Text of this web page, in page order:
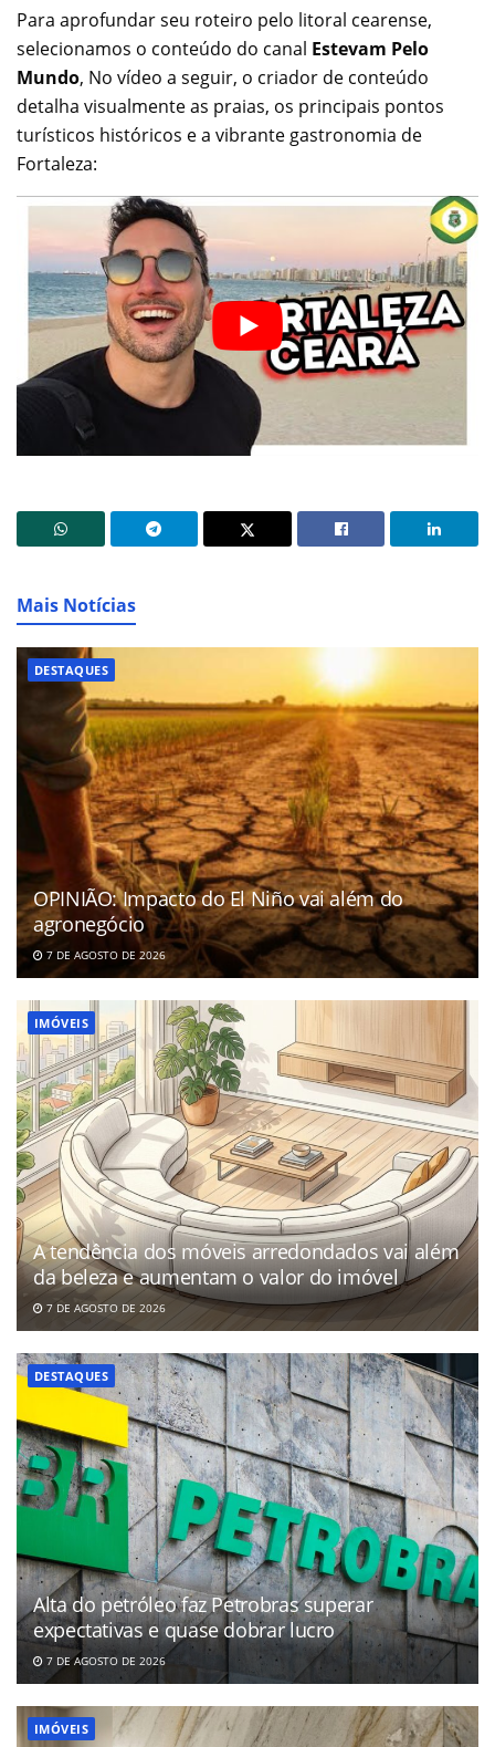
Para aprofundar seu roteiro pelo litoral cearense,
selecionamos o conteúdo do canal Estevam Pelo
Mundo, No vídeo a seguir, o criador de conteúdo
detalha visualmente as praias, os principais pontos
turísticos históricos e a vibrante gastronomia de
Fortaleza:
Mais Notícias
DESTAQUES
OPINIÃO: Impacto do El Niño vai além do
agronegócio
7 DE AGOSTO DE 2026
IMÓVEIS
A tendência dos móveis arredondados vai além
da beleza e aumentam o valor do imóvel
7 DE AGOSTO DE 2026
DESTAQUES
Alta do petróleo faz Petrobras superar
expectativas e quase dobrar lucro
7 DE AGOSTO DE 2026
IMÓVEIS